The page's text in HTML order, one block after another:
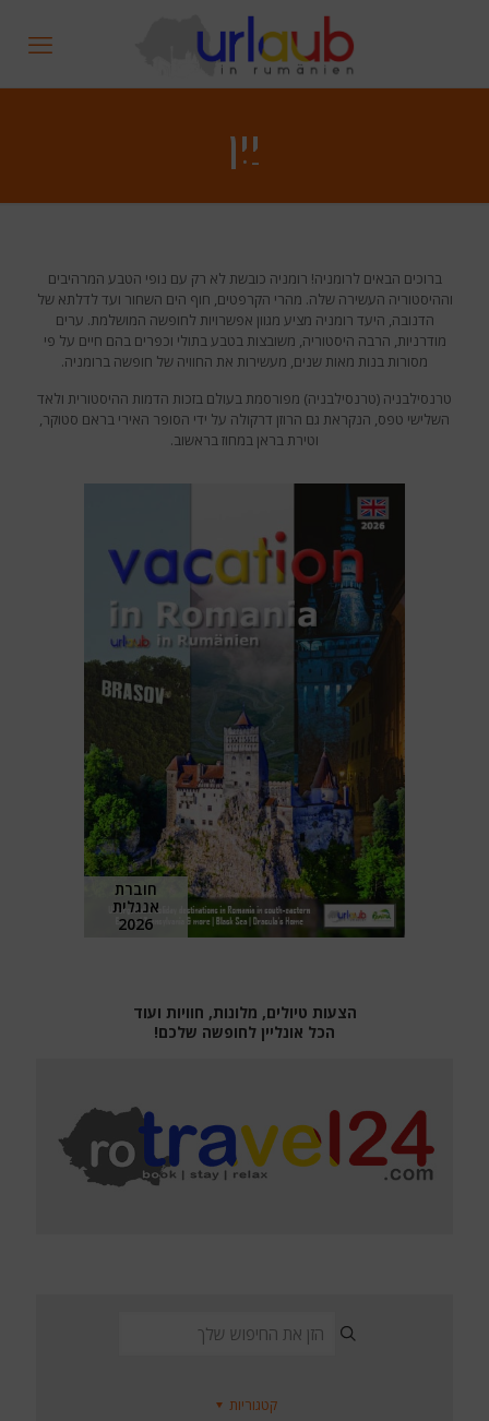
יַיִן
ברוכים הבאים לרומניה! רומניה כובשת לא רק עם נופי הטבע המרהיבים
וההיסטוריה העשירה שלה. מהרי הקרפטים, חוף הים השחור ועד לדלתא של
הדנובה, היעד רומניה מציע מגוון אפשרויות לחופשה המושלמת. ערים
מודרניות, הרבה היסטוריה, משובצות בטבע בתולי וכפרים בהם חיים על פי
מסורות בנות מאות שנים, מעשירות את החוויה של חופשה ברומניה.
טרנסילבניה (טרנסילבניה) מפורסמת בעולם בזכות הדמות ההיסטורית ולאד
השלישי טפס, הנקראת גם הרוזן דרקולה על ידי הסופר האירי בראם סטוקר,
וטירת בראן במחוז בראשוב.
חוברת
אנגלית
2026
הצעות טיולים, מלונות, חוויות ועוד
הכל אונליין לחופשה שלכם!
קטגוריות